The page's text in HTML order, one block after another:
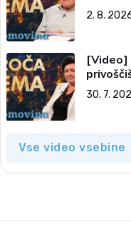
vesolju
2. 8.
[Video]
2026)
30. 7.
Vse video vsebine